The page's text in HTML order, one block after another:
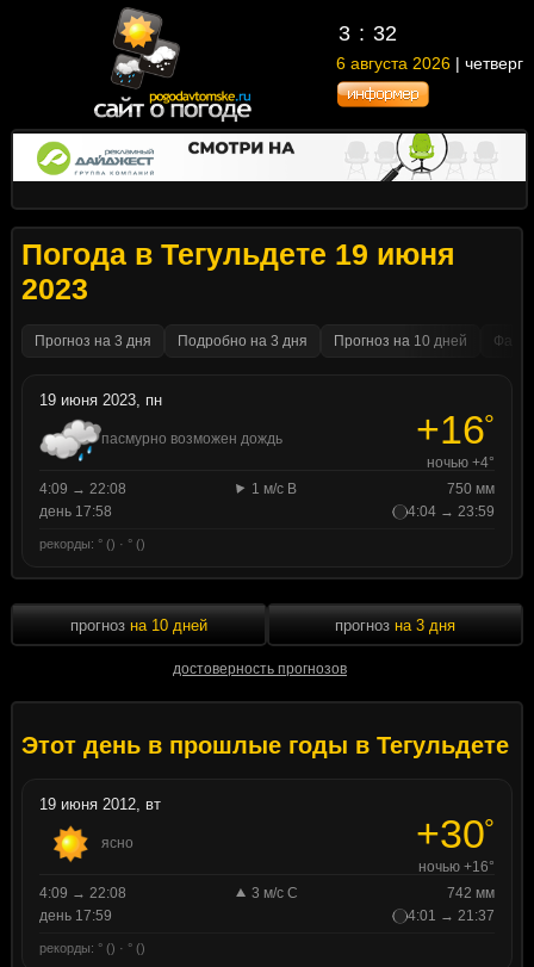
3 32
6 августа 2026 | четверг
Погода в Тегульдете 19 июня
2023
Прогноз на 3 дня Подробно на 3 дня Прогноз на 10 дней
19 июня 2023, пн
пасмурно возможен дождь +16°
ночью +4°
4:09 → 22:08
1 м/с В
750 мм
день 17:58
4:04 → 23:59
рекорды: ° () · ° ()
прогноз на 10 дней
достоверность прогнозов
прогноз на 3 дня
Этот день в прошлые годы в Тегульдете
19 июня 2012, вт
ясно +30°
ночью +16°
4:09 → 22:08
3 м/с С
742 мм
день 17:59
4:01 → 21:37
рекорды: ° () · ° ()